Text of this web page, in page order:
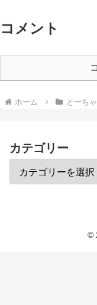
コメント
ホーム とーち
カテゴリー
©